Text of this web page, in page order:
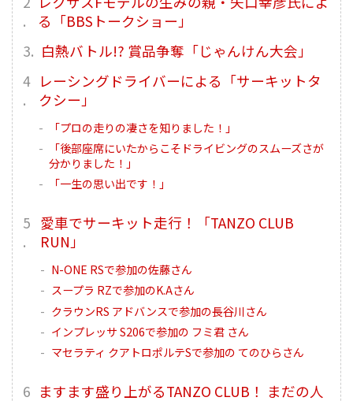
る「BBSトークショー」
白熱バトル!? 賞品争奪「じゃんけん大会」
レーシングドライバーによる「サーキットタ
クシー」
「プロの走りの凄さを知りました！」
「後部座席にいたからこそドライビングのスムーズさが
分かりました！」
「一生の思い出です！」
愛車でサーキット走行！「TANZO CLUB
RUN」
N-ONE RSで参加の佐藤さん
スープラ RZで参加のK.Aさん
クラウンRS アドバンスで参加の長谷川さん
インプレッサ S206で参加の フミ君 さん
マセラティ クアトロポルテSで参加の てのひらさん
ますます盛り上がるTANZO CLUB！ まだの人